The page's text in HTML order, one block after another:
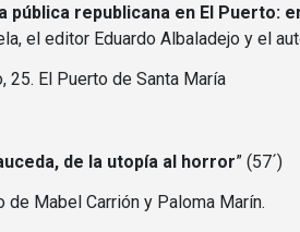
pública republicana en El Puerto:
el editor Eduardo Albaladejo y el
25. El Puerto de Santa María
de la utopía al horror” (57´)
de Mabel Carrión y Paloma Marín.